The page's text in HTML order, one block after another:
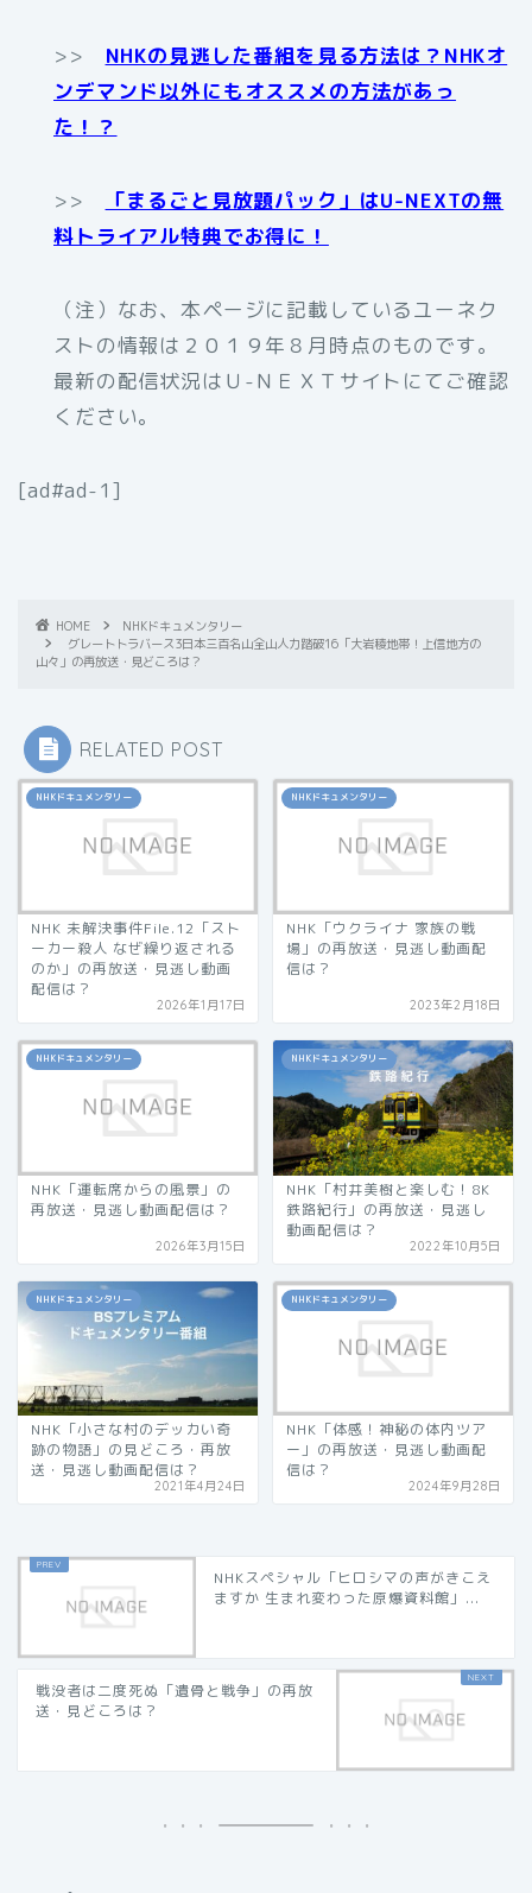
>> NHKの見逃した番組を見る方法は？NHKオ
ンデマンド以外にもオススメの方法があっ
た！？
>>
「まるごと見放題パック」はU-NEXTの無
料トライアル特典でお得に！
（注）なお、本ページに記載しているユーネク
ストの情報は２０１９年８月時点のものです。
最新の配信状況はＵ-ＮＥＸＴサイトにてご確認
ください。
[ad#ad-1]
HOME
NHKドキュメンタリー
グレートトラバース3日本三百名山全山人力踏破16「大岩稜地帯！上信地方の
山々」の再放送・見どころは？
RELATED POST
NHKドキュメンタリー
NHK 未解決事件File.12「スト
ーカー殺人 なぜ繰り返される
のか」の再放送・見逃し動画
配信は？
2026年1月17日
NHKドキュメンタリー
NHK「ウクライナ 家族の戦
場」の再放送・見逃し動画配
信は？
2023年2月18日
NHKドキュメンタリー
NHK「運転席からの風景」の
再放送・見逃し動画配信は？
2026年3月15日
NHKドキュメンタリー
NHK「村井美樹と楽しむ！8K
鉄路紀行」の再放送・見逃し
動画配信は？
2022年10月5日
NHKドキュメンタリー
NHK「小さな村のデッカい奇
跡の物語」の見どころ・再放
送・見逃し動画配信は？
2021年4月24日
NHKドキュメンタリー
NHK「体感！神秘の体内ツア
ー」の再放送・見逃し動画配
信は？
2024年9月28日
NHKスペシャル「ヒロシマの声がきこえ
ますか 生まれ変わった原爆資料館」...
戦没者は二度死ぬ「遺骨と戦争」の再放
送・見どころは？